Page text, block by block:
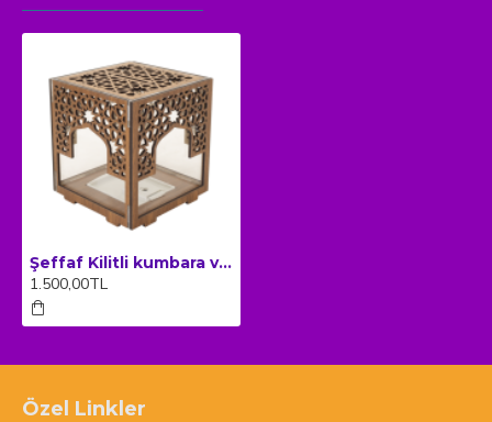
Şeffaf Kilitli kumbara ve Sadaka Kutusu (Orta Boy)
1.500,00TL
Özel Linkler